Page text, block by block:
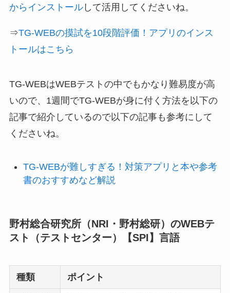
からインストールして活用してくださいね。
⇒TG-WEBの摸試を10段階評価！アプリのインス
トールはこちら
TG-WEBはWEBテストの中でもかなり難易度が高
いので、1週間でTG-WEBが身に付く方法を以下の
記事で紹介しているので以下の記事も参考にして
くださいね。
TG-WEBが難しすぎる！対策アプリと本や参考
書のおすすめなど解説
野村総合研究所（NRI・野村総研）のWEBテ
スト（テストセンター）【SPI】言語
種類 ポイント